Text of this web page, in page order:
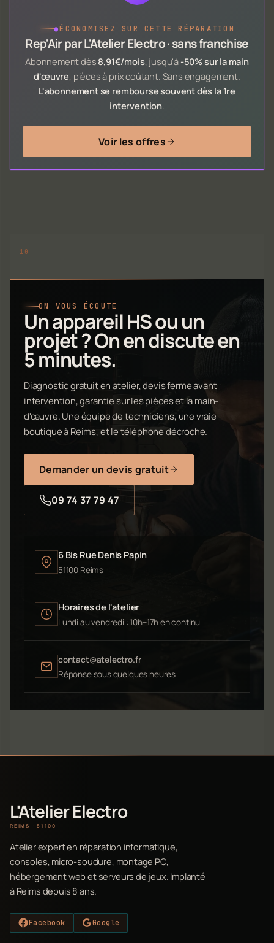
●ÉCONOMISEZ SUR CETTE RÉPARATION
Rep'Air par L'Atelier Electro · sans franchise
Abonnement dès 8,91€/mois, jusqu'à -50% sur la main
d'œuvre, pièces à prix coûtant. Sans engagement.
L'abonnement se rembourse souvent dès la 1re
intervention.
Voir les offres
ON VOUS ÉCOUTE
Un appareil HS ou un
projet ? On en discute en
5 minutes.
Diagnostic gratuit en atelier, devis ferme avant
intervention, garantie sur les pièces et la main-
d'œuvre. Une équipe de techniciens, une vraie
boutique à Reims, et le téléphone décroche.
Demander un devis gratuit
09 74 37 79 47
6 Bis Rue Denis Papin
51100 Reims
Horaires de l'atelier
Lundi au vendredi : 10h–17h en continu
contact@atelectro.fr
Réponse sous quelques heures
L'Atelier Electro
REIMS · 51100
Atelier expert en réparation informatique,
consoles, micro-soudure, montage PC,
hébergement web et serveurs de jeux. Implanté
à Reims depuis 8 ans.
Facebook Google